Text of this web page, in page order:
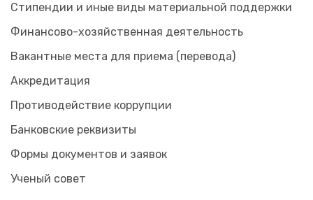
Стипендии и иные виды материальной поддержки
Финансово-хозяйственная деятельность
Вакантные места для приема (перевода)
Аккредитация
Противодействие коррупции
Банковские реквизиты
Формы документов и заявок
Ученый совет